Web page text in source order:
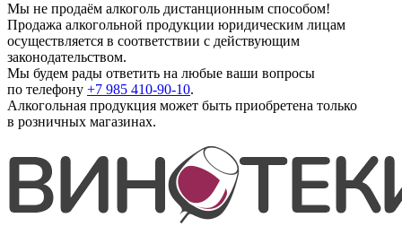
Мы не продаём алкоголь дистанционным способом!
Продажа алкогольной продукции юридическим лицам
осуществляется в соответствии с действующим
законодательством.
Мы будем рады ответить на любые ваши вопросы
по телефону +7 985 410-90-10.
Алкогольная продукция может быть приобретена только
в розничных магазинах.